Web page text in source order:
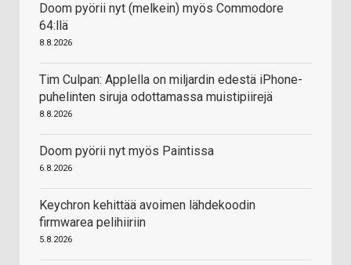
Doom pyörii nyt (melkein) myös Commodore
64:llä
8.8.2026
Tim Culpan: Applella on miljardin edestä iPhone-
puhelinten siruja odottamassa muistipiirejä
8.8.2026
Doom pyörii nyt myös Paintissa
6.8.2026
Keychron kehittää avoimen lähdekoodin
firmwarea pelihiiriin
5.8.2026